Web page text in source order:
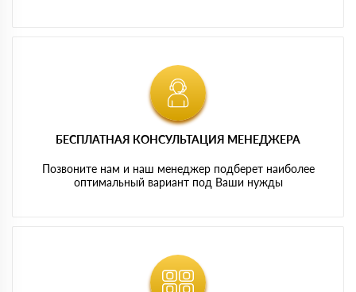
БЕСПЛАТНАЯ КОНСУЛЬТАЦИЯ МЕНЕДЖЕРА
Позвоните нам и наш менеджер подберет наиболее
оптимальный вариант под Ваши нужды